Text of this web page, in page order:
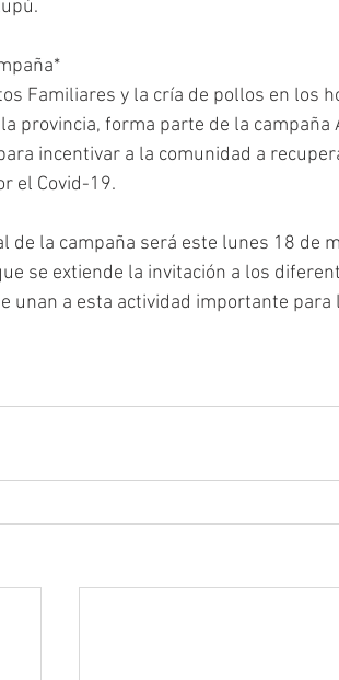
Familiares y la cría de pollos en los
provincia, forma parte de la campaña
incentivar a la comunidad a
el Covid-19.
de la campaña será este lunes 18 de
se extiende la invitación a los
unan a esta actividad importante para